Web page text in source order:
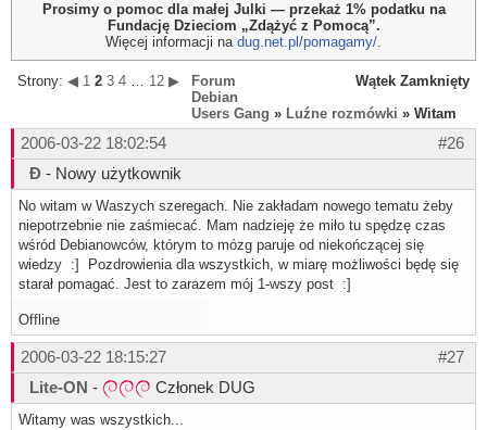
Prosimy o pomoc dla małej Julki — przekaż 1% podatku na
Fundację Dzieciom „Zdążyć z Pomocą”.
Więcej informacji na dug.net.pl/pomagamy/.
Strony: ◀ 1 2 3 4 … 12 ▶ Wątek Zamknięty
Forum
Debian
Users Gang » Luźne rozmówki » Witam
#26
2006-03-22 18:02:54
Đ - Nowy użytkownik
No witam w Waszych szeregach. Nie zakładam nowego tematu żeby
niepotrzebnie nie zaśmiecać. Mam nadzieję że miło tu spędzę czas
wśród Debianowców, którym to mózg paruje od niekończącej się
wiedzy :] Pozdrowienia dla wszystkich, w miarę możliwości będę się
starał pomagać. Jest to zarazem mój 1-wszy post :]
Offline
#27
2006-03-22 18:15:27
Lite-ON - Członek DUG
Witamy was wszystkich...